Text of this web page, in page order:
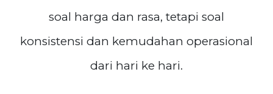
soal harga dan rasa, tetapi soal
konsistensi dan kemudahan operasional
dari hari ke hari.